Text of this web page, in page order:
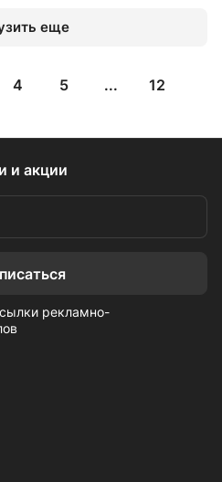
еще
4 5 ... 12
и акции
рекламно-